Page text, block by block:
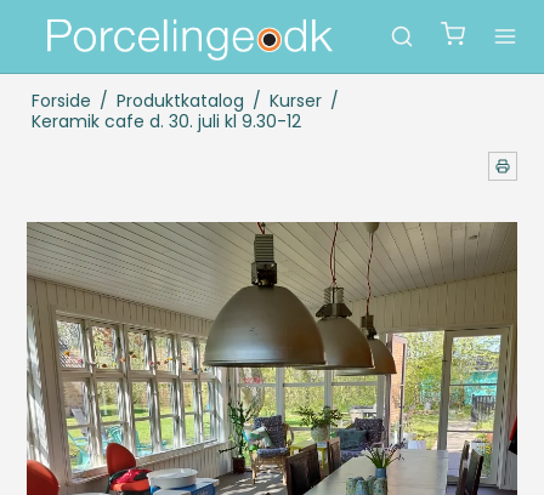
Forside / Produktkatalog / Kurser /
Keramik cafe d. 30. juli kl 9.30-12